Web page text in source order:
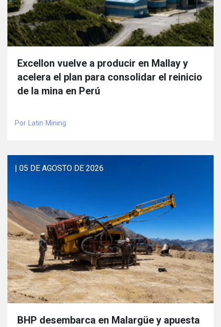
Excellon vuelve a producir en Mallay y
acelera el plan para consolidar el reinicio
de la mina en Perú
Por Latin Mining
| 05 DE AGOSTO DE 2026
BHP desembarca en Malargüe y apuesta